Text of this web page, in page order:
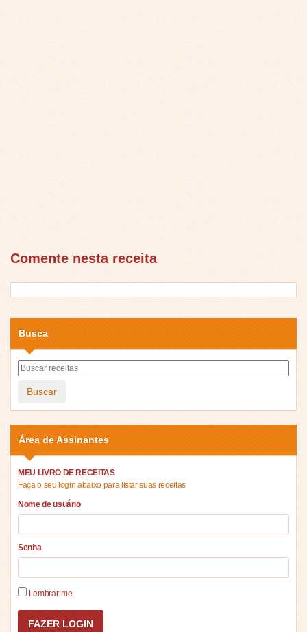
Comente nesta receita
Busca
Buscar
Área de Assinantes
MEU LIVRO DE RECEITAS
Faça o seu login abaixo para listar suas receitas
Nome de usuário
Senha
Lembrar-me